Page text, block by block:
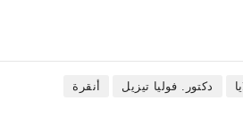
دكتور. فوليا تيزيل أنقرة